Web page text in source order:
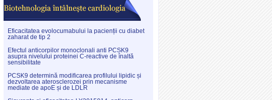
Eficacitatea evolocumabului la pacienții cu diabet
zaharat de tip 2
Efectul anticorpilor monoclonali anti PCSK9
asupra nivelului proteinei C-reactive de înaltă
sensibilitate
PCSK9 determină modificarea profilului lipidic și
dezvoltarea aterosclerozei prin mecanisme
mediate de apoE și de LDLR